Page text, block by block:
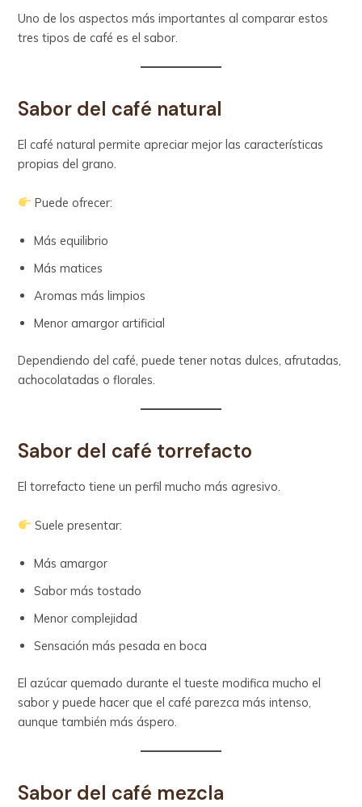
Uno de los aspectos más importantes al comparar estos
tres tipos de café es el sabor.
Sabor del café natural
El café natural permite apreciar mejor las características
propias del grano.
Puede ofrecer:
Más equilibrio
Más matices
Aromas más limpios
Menor amargor artificial
Dependiendo del café, puede tener notas dulces, afrutadas,
achocolatadas o florales.
Sabor del café torrefacto
El torrefacto tiene un perfil mucho más agresivo.
Suele presentar:
Más amargor
Sabor más tostado
Menor complejidad
Sensación más pesada en boca
El azúcar quemado durante el tueste modifica mucho el
sabor y puede hacer que el café parezca más intenso,
aunque también más áspero.
Sabor del café mezcla